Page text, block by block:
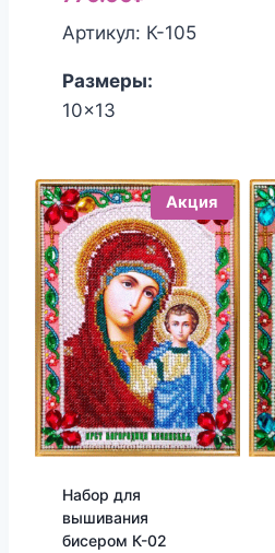
Артикул: К-105
Размеры:
10x13
Акция
Набор для
вышивания
бисером К-02